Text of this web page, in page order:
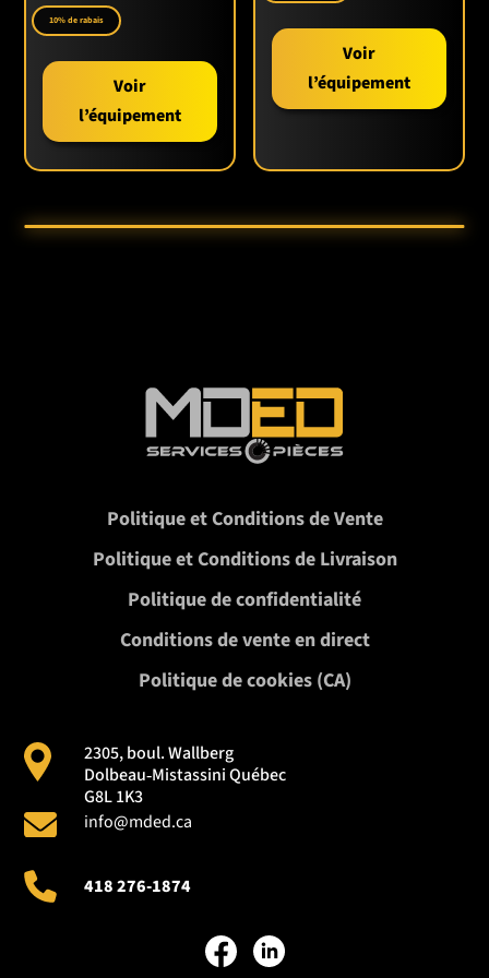
10% de rabais
Voir
l’équipement
Voir
l’équipement
2305, boul. Wallberg
Dolbeau‑Mistassini Québec
G8L 1K3
Politique et Conditions de Vente
Politique et Conditions de Livraison
Politique de confidentialité
Conditions de vente en direct
Politique de cookies (CA)
info@mded.ca
418 276-1874